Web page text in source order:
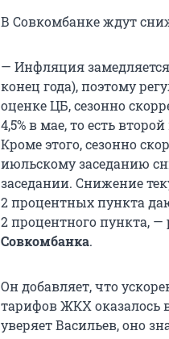
В Совкомбанке ждут
— Инфляция
конец года), поэтому
оценке ЦБ, сезонно
4,5% в мае, то есть
Кроме этого, сезонно
июльскому заседанию
заседании. Снижение
2 процентных пункта
2 процентного пункта, —
Совкомбанка.
Он добавляет, что
тарифов ЖКХ оказалось
уверяет Васильев, оно